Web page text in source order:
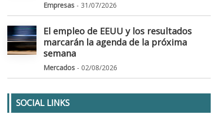
Empresas - 31/07/2026
El empleo de EEUU y los resultados
marcarán la agenda de la próxima
semana
Mercados - 02/08/2026
SOCIAL LINKS